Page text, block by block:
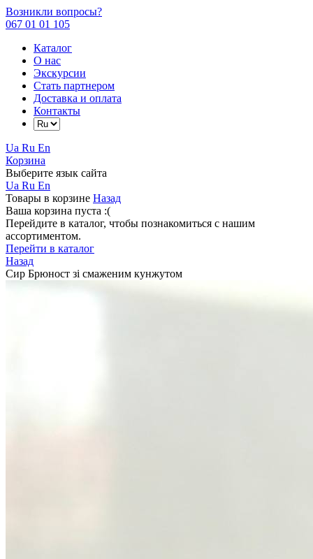
Возникли вопросы?
067 01 01 105
Каталог
О нас
Экскурсии
Стать партнером
Доставка и оплата
Контакты
Ua Ru En
Корзина
Выберите язык сайта
Ua Ru En
Товары в корзине Назад
Ваша корзина пуста :(
Перейдите в каталог, чтобы познакомиться с нашим
ассортиментом.
Перейти в каталог
Назад
Сир Брюност зі смаженим кунжутом